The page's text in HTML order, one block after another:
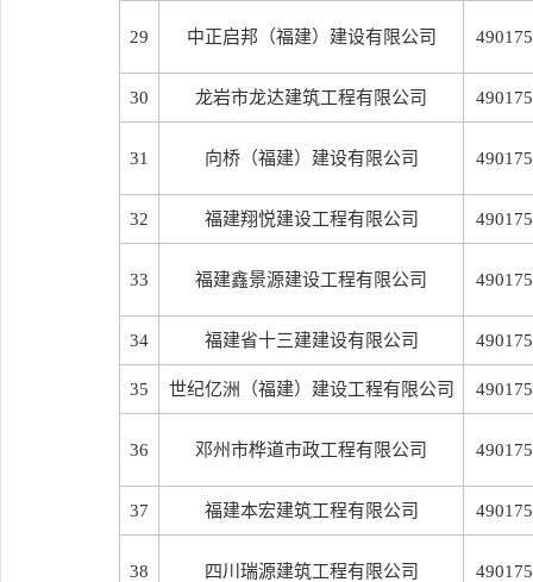
29 中正启邦（福建）建设有限公司
30 龙岩市龙达建筑工程有限公司
31 向桥（福建）建设有限公司
32 福建翔悦建设工程有限公司
33 福建鑫景源建设工程有限公司
34 福建省十三建建设有限公司
35 世纪亿洲（福建）建设工程有限公司
36 邓州市桦道市政工程有限公司
37 福建本宏建筑工程有限公司
38 四川瑞源建筑工程有限公司